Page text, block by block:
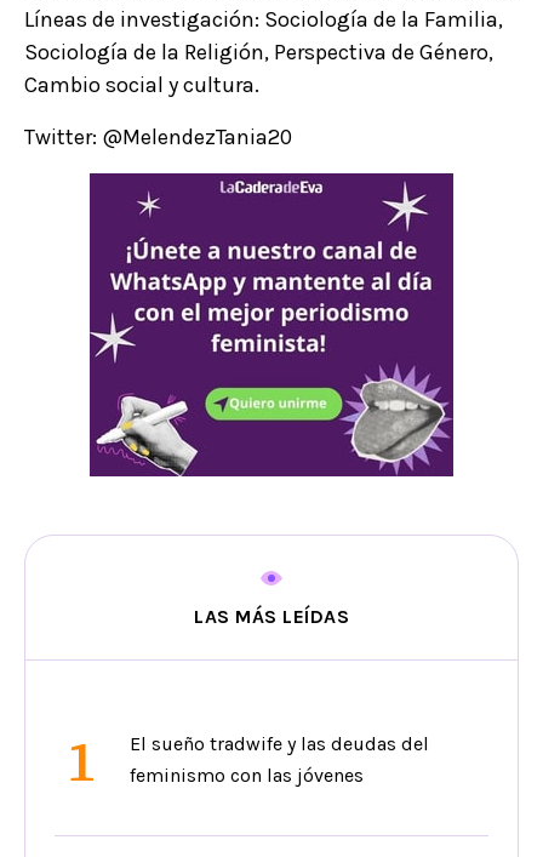
Líneas de investigación: Sociología de la Familia,
Sociología de la Religión, Perspectiva de Género,
Cambio social y cultura.
Twitter: @MelendezTania20
LAS MÁS LEÍDAS
1
El sueño tradwife y las deudas del
feminismo con las jóvenes